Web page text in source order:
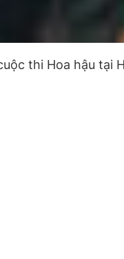
thi Hoa hậu